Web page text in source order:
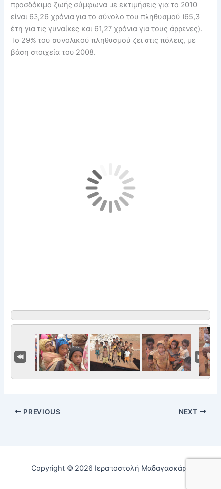
προσδόκιμο ζωής σύμφωνα με εκτιμήσεις για το 2010
είναι 63,26 χρόνια για το σύνολο του πληθυσμού (65,3
έτη για τις γυναίκες και 61,27 χρόνια για τους άρρενες).
Το 29% του συνολικού πληθυσμού ζει στις πόλεις, με
βάση στοιχεία του 2008.
PREVIOUS NEXT
Copyright © 2026 Ιεραποστολή Μαδαγασκάρη